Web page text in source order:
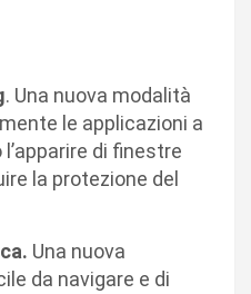
. Una nuova modalità
le applicazioni a
di finestre
la protezione del
Una nuova
da navigare e di